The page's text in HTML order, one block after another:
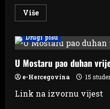
VišeRead
more
li
se
duhana
u
Hercegovini,
mali
proizvođači
sve
Drugi pišu
U Mostaru pao duhan
e-Hercegovina 15
Link na izvornu vijest